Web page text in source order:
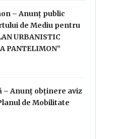
– Anunț public
de Mediu pentru
URBANISTIC
PANTELIMON”
– Anunț obținere aviz
de Mobilitate